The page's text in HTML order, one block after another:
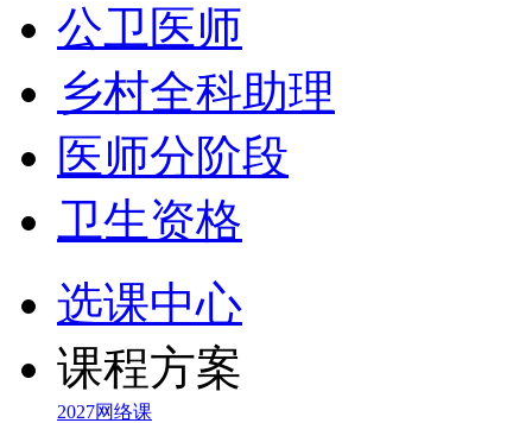
公卫医师
乡村全科助理
医师分阶段
卫生资格
选课中心
课程方案
2027网络课